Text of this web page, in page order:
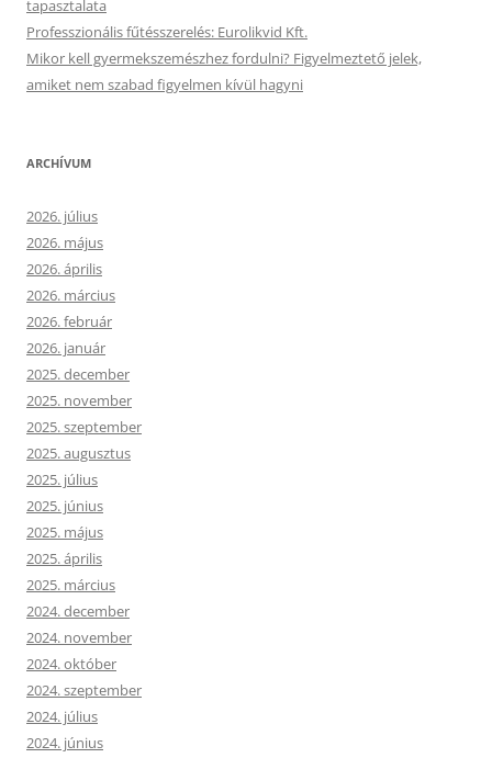
tapasztalata
Professzionális fűtésszerelés: Eurolikvid Kft.
Mikor kell gyermekszemészhez fordulni? Figyelmeztető jelek,
amiket nem szabad figyelmen kívül hagyni
ARCHÍVUM
2026. július
2026. május
2026. április
2026. március
2026. február
2026. január
2025. december
2025. november
2025. szeptember
2025. augusztus
2025. július
2025. június
2025. május
2025. április
2025. március
2024. december
2024. november
2024. október
2024. szeptember
2024. július
2024. június